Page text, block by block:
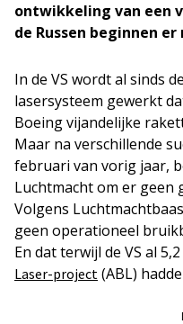
ontwikkeling van een
de Russen beginnen
In de VS wordt al sinds
lasersysteem gewerkt
Boeing vijandelijke
Maar na verschillende
februari van vorig jaar,
Luchtmacht om er geen
Volgens
geen operationeel
En dat terwijl de VS al
Laser-project (ABL)